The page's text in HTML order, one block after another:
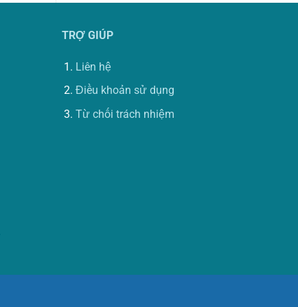
TRỢ GIÚP
Liên hệ
Điều khoản sử dụng
Từ chối trách nhiệm